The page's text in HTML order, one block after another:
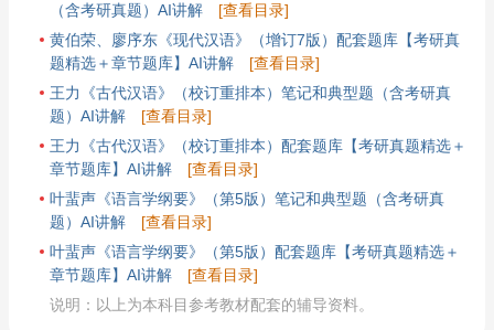
（含考研真题）AI讲解
[查看目录]
黄伯荣、廖序东《现代汉语》（增订7版）配套题库【考研真
题精选＋章节题库】AI讲解
[查看目录]
王力《古代汉语》（校订重排本）笔记和典型题（含考研真
题）AI讲解
[查看目录]
王力《古代汉语》（校订重排本）配套题库【考研真题精选＋
章节题库】AI讲解
[查看目录]
叶蜚声《语言学纲要》（第5版）笔记和典型题（含考研真
题）AI讲解
[查看目录]
叶蜚声《语言学纲要》（第5版）配套题库【考研真题精选＋
章节题库】AI讲解
[查看目录]
说明：以上为本科目参考教材配套的辅导资料。